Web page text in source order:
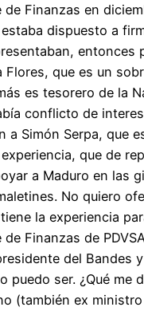
Finanzas en
dispuesto a
entonces
Flores, que es un
es tesorero de la
conflicto de
a Simón Serpa, que
que de
a Maduro en las
No quiero
la experiencia
Finanzas de
del Bandes
puedo ser. ¿Qué me
(también ex